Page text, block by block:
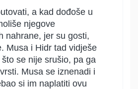
a kad dođoše u
njegove
nahrane, jer su gosti,
Musa i Hidr tad vidješe
se nije srušio, pa ga
Musa se iznenadi i
si im naplatiti ovu